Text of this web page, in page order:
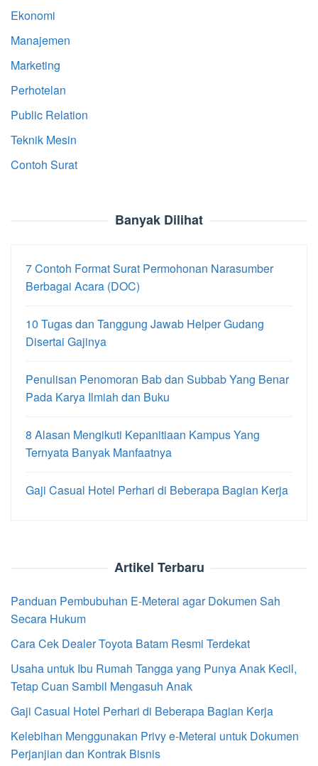
Ekonomi
Manajemen
Marketing
Perhotelan
Public Relation
Teknik Mesin
Contoh Surat
Banyak Dilihat
7 Contoh Format Surat Permohonan Narasumber
Berbagai Acara (DOC)
10 Tugas dan Tanggung Jawab Helper Gudang
Disertai Gajinya
Penulisan Penomoran Bab dan Subbab Yang Benar
Pada Karya Ilmiah dan Buku
8 Alasan Mengikuti Kepanitiaan Kampus Yang
Ternyata Banyak Manfaatnya
Gaji Casual Hotel Perhari di Beberapa Bagian Kerja
Artikel Terbaru
Panduan Pembubuhan E-Meterai agar Dokumen Sah
Secara Hukum
Cara Cek Dealer Toyota Batam Resmi Terdekat
Usaha untuk Ibu Rumah Tangga yang Punya Anak Kecil,
Tetap Cuan Sambil Mengasuh Anak
Gaji Casual Hotel Perhari di Beberapa Bagian Kerja
Kelebihan Menggunakan Privy e-Meterai untuk Dokumen
Perjanjian dan Kontrak Bisnis